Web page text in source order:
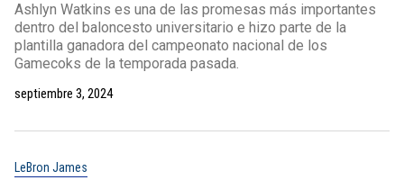
Ashlyn Watkins es una de las promesas más importantes
dentro del baloncesto universitario e hizo parte de la
plantilla ganadora del campeonato nacional de los
Gamecoks de la temporada pasada.
septiembre 3, 2024
LeBron James